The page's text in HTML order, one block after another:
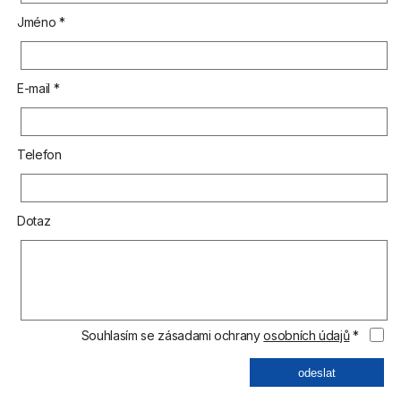
Jméno *
E-mail *
Telefon
Dotaz
Souhlasím se zásadami ochranyosobních údajů*
odeslat